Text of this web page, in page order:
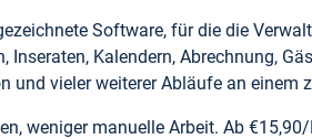
Software, für die die
Inseraten, Kalendern, Abrechnung,
und vieler weiterer Abläufe an einem
weniger manuelle Arbeit. Ab